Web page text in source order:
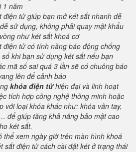
1 năm
điện tử giúp bạn mở két sắt nhanh dễ
sử dụng, không phải quay mật khẩu
như két sắt khoá cơ
điện tử có tính năng báo động chống
khi bạn sử dụng két sắt nếu bạn
mã số sai quá 3 lần sẽ có chuông báo
lên để cảnh báo
khóa điện tửhiện đại và linh hoạt
tích hợp công nghệ thông minh hoặc
với loại khóa khác như: khóa vân tay,
để giúp tăng khả năng bảo mật cao
két sắt.
thể xem ngày giờ trên màn hình khoá
sắt điện tử cách cài đặt két ở trạng thái